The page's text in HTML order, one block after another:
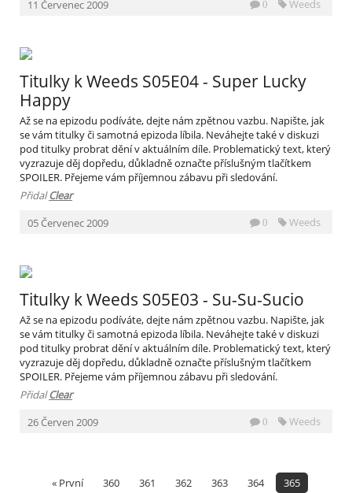
11 Červenec 2009 0 Weeds
05 Červenec 2009
Titulky k Weeds S05E04 - Super Lucky
Happy
Až se na epizodu podíváte, dejte nám zpětnou vazbu. Napište, jak
se vám titulky či samotná epizoda líbila. Neváhejte také v diskuzi
pod titulky probrat dění v aktuálním díle. Problematický text, který
vyzrazuje děj dopředu, důkladně označte příslušným tlačítkem
SPOILER. Přejeme vám příjemnou zábavu při sledování.
PřidalClear
0 Weeds
26 Červen 2009
Titulky k Weeds S05E03 - Su-Su-Sucio
Až se na epizodu podíváte, dejte nám zpětnou vazbu. Napište, jak
se vám titulky či samotná epizoda líbila. Neváhejte také v diskuzi
pod titulky probrat dění v aktuálním díle. Problematický text, který
vyzrazuje děj dopředu, důkladně označte příslušným tlačítkem
SPOILER. Přejeme vám příjemnou zábavu při sledování.
PřidalClear
0 Weeds
« První 360 361 362 363 364 365